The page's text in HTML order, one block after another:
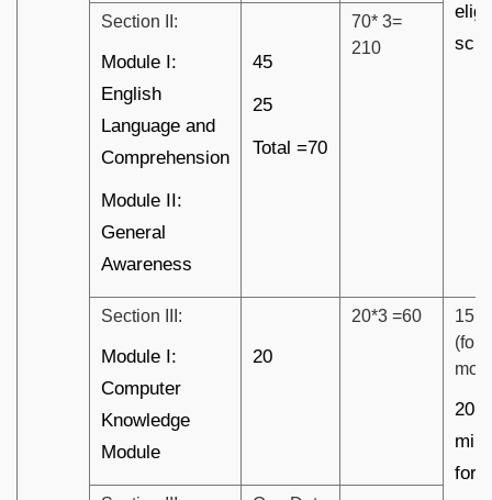
Section II:
Module I:
English
Language and
Comprehension
Module II:
General
Awareness
45
25
Total =70
70* 3=
210
Section III:
Module I:
Computer
Knowledge
Module
20
20*3 =60
15
(for
20
for